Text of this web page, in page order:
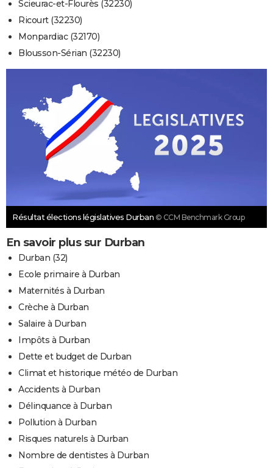
Scieurac-et-Flourès (32230)
Ricourt (32230)
Monpardiac (32170)
Blousson-Sérian (32230)
Résultat élections législatives Durban © CCM Benchmark Group
En savoir plus sur Durban
Durban (32)
Ecole primaire à Durban
Maternités à Durban
Crèche à Durban
Salaire à Durban
Impôts à Durban
Dette et budget de Durban
Climat et historique météo de Durban
Accidents à Durban
Délinquance à Durban
Pollution à Durban
Risques naturels à Durban
Nombre de dentistes à Durban